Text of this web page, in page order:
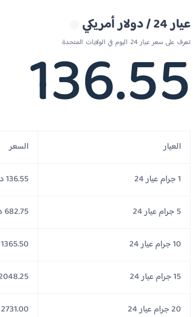
عيار 24 / دولار أمريكي
تعرف على سعر عيار 24 اليوم في الولايات المتحدة
136.55
العيار السعر
1 جرام عيار 24 136.55 دولار أمريكي
5 جرام عيار 24 682.75 دولار أمريكي
10 جرام عيار 24 1365.50 دولار أمريكي
15 جرام عيار 24 2048.25 دولار
20 جرام عيار 24 2731.00 دولار أمريكي